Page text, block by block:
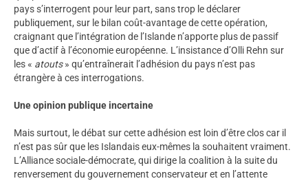
pays s’interrogent pour leur part, sans trop le déclarer
publiquement, sur le bilan coût-avantage de cette opération,
craignant que l’intégration de l’Islande n’apporte plus de passif
que d’actif à l’économie européenne. L’insistance d’Olli Rehn sur
les « atouts» qu’entraînerait l’adhésion du pays n’est pas
étrangère à ces interrogations.
Une opinion publique incertaine
Mais surtout, le débat sur cette adhésion est loin d’être clos car il
n’est pas sûr que les Islandais eux-mêmes la souhaitent vraiment.
L’Alliance sociale-démocrate, qui dirige la coalition à la suite du
renversement du gouvernement conservateur et en l’attente